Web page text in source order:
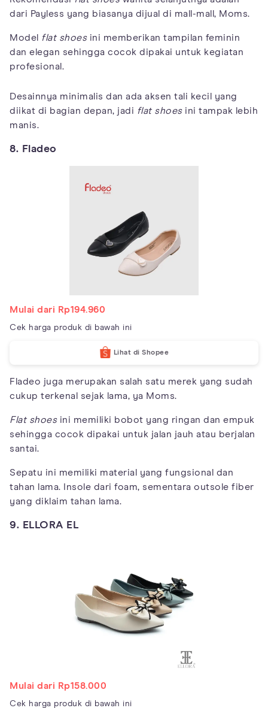
dari Payless yang biasanya dijual di mall-mall, Moms.
Model flat shoesini memberikan tampilan feminin
dan elegan sehingga cocok dipakai untuk kegiatan
profesional.
Desainnya minimalis dan ada aksen tali kecil yang
diikat di bagian depan, jadi flat shoesini tampak lebih
manis.
8. Fladeo
Mulai dari Rp194.960
Cek harga produk di bawah ini
Lihat di Shopee
Fladeo juga merupakan salah satu merek yang sudah
cukup terkenal sejak lama, ya Moms.
Flat shoesini memiliki bobot yang ringan dan empuk
sehingga cocok dipakai untuk jalan jauh atau berjalan
santai.
Sepatu ini memiliki material yang fungsional dan
tahan lama. Insole dari foam, sementara outsole fiber
yang diklaim tahan lama.
9. ELLORA EL
Mulai dari Rp158.000
Cek harga produk di bawah ini